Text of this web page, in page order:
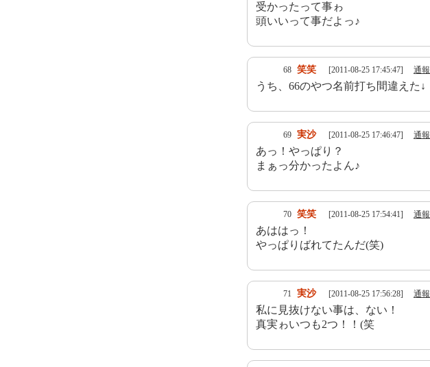
受かったって事ゎ
頭いいって事だよっ♪
68 笑笑 [2011-08-25 17:45:47] 通報
うち、66のやつ名前打ち間違えた↓
69 実沙 [2011-08-25 17:46:47] 通報
あっ！やっぱり？
まぁっ分かったよん♪
70 笑笑 [2011-08-25 17:54:41] 通報
あははっ！
やっぱりばれてたんだ(笑)
71 実沙 [2011-08-25 17:56:28] 通報
私に見抜けない事は、ない！
真実ゎいつも2つ！！(笑